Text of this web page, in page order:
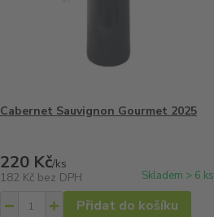
Cabernet Sauvignon Gourmet 2025
220 Kč/ks
182 Kč bez DPH Skladem > 6 ks
Přidat do košíku